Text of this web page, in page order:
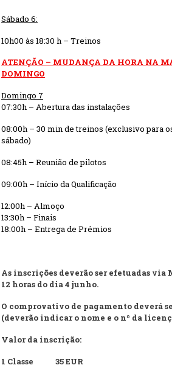
Sábado 6:
10h00 às 18:30 h – Treinos
ATENÇÃO – MUDANÇA DA HORA NA
DOMINGO
Domingo 7
07:30h – Abertura das instalações
08:00h – 30 min de treinos (exclusivo para
sábado)
08:45h – Reunião de pilotos
09:00h – Início da Qualificação
12:00h – Almoço
13:30h – Finais
18:00h – Entrega de Prémios
As inscrições deverão ser efetuadas via
12 horas do dia 4 junho.
O comprovativo de pagamento deverá
(deverão indicar o nome e o nº da
Valor da inscrição:
1 Classe
35 EUR